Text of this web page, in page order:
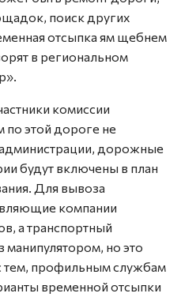
поиск других
отсыпка ям щебнем
в региональном
комиссии
этой дороге не
дорожные
будут включены в план
Для вывоза
компании
а транспортный
манипулятором, но это
тем, профильным службам
временной отсыпки